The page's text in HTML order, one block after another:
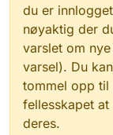
du er
nøyaktig der
varslet om
varsel). Du
tommel opp til
fellesskapet
deres.